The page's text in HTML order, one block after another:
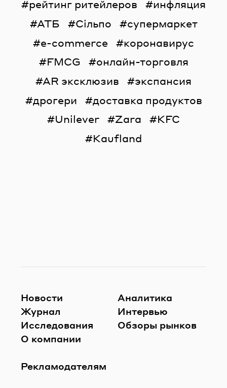
рейтинг ритейлеров
инфляция
АТБ
Сільпо
супермаркет
e-commerce
коронавирус
FMCG
онлайн-торговля
AR эксклюзив
экспансия
дрогери
доставка продуктов
Unilever
Zara
KFC
Kaufland
Новости
Журнал
Исследования
О компании
Рекламодателям
Аналитика
Интервью
Обзоры рынков